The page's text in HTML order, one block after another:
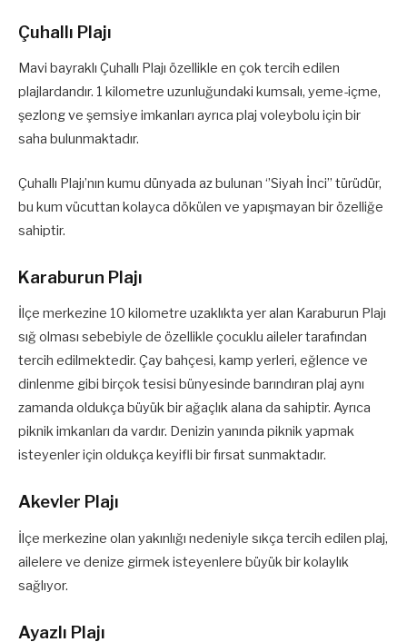
Çuhallı Plajı
Mavi bayraklı Çuhallı Plajı özellikle en çok tercih edilen
plajlardandır. 1 kilometre uzunluğundaki kumsalı, yeme-içme,
şezlong ve şemsiye imkanları ayrıca plaj voleybolu için bir
saha bulunmaktadır.
Çuhallı Plajı’nın kumu dünyada az bulunan ‘’Siyah İnci’’ türüdür,
bu kum vücuttan kolayca dökülen ve yapışmayan bir özelliğe
sahiptir.
Karaburun Plajı
İlçe merkezine 10 kilometre uzaklıkta yer alan Karaburun Plajı
sığ olması sebebiyle de özellikle çocuklu aileler tarafından
tercih edilmektedir. Çay bahçesi, kamp yerleri, eğlence ve
dinlenme gibi birçok tesisi bünyesinde barındıran plaj aynı
zamanda oldukça büyük bir ağaçlık alana da sahiptir. Ayrıca
piknik imkanları da vardır. Denizin yanında piknik yapmak
isteyenler için oldukça keyifli bir fırsat sunmaktadır.
Akevler Plajı
İlçe merkezine olan yakınlığı nedeniyle sıkça tercih edilen plaj,
ailelere ve denize girmek isteyenlere büyük bir kolaylık
sağlıyor.
Ayazlı Plajı